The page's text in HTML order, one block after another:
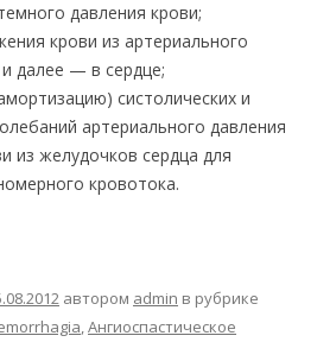
давления крови;
крови из артериального
далее — в сердце;
систолических и
артериального давления
из желудочков сердца для
кровотока.
автором admin в рубрике
,Ангиоспастическое